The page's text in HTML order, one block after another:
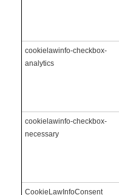
cookielawinfo-checkbox-
analytics
cookielawinfo-checkbox-
necessary
CookieLawInfoConsent